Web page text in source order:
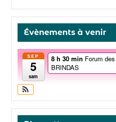
Évènements à venir
SEP
5
sam
8 h 30 min Forum
BRINDAS